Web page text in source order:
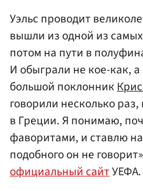
Уэльс проводит
вышли из одной из
потом на пути в
И обыграли не кое-как, а
большой поклонник
говорили несколько
в Греции. Я понимаю,
фаворитами, и ставлю
подобного он не
официальный сайтУЕФА.